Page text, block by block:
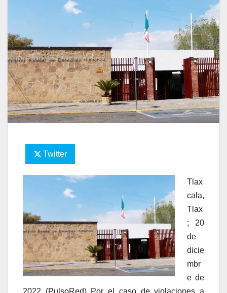
Twitter
Tlax
cala,
Tlax
; 20
de
dicie
mbr
e de
2022 (PulsoRed) Por el caso de violaciones a